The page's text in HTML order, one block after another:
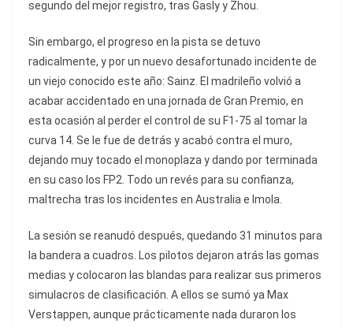
segundo del mejor registro, tras Gasly y Zhou.
Sin embargo, el progreso en la pista se detuvo
radicalmente, y por un nuevo desafortunado incidente de
un viejo conocido este año: Sainz. El madrileño volvió a
acabar accidentado en una jornada de Gran Premio, en
esta ocasión al perder el control de su F1-75 al tomar la
curva 14. Se le fue de detrás y acabó contra el muro,
dejando muy tocado el monoplaza y dando por terminada
en su caso los FP2. Todo un revés para su confianza,
maltrecha tras los incidentes en Australia e Imola.
La sesión se reanudó después, quedando 31 minutos para
la bandera a cuadros. Los pilotos dejaron atrás las gomas
medias y colocaron las blandas para realizar sus primeros
simulacros de clasificación. A ellos se sumó ya Max
Verstappen, aunque prácticamente nada duraron los